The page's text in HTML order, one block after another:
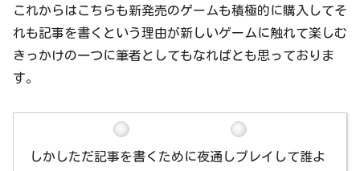
これからはこちらも新発売のゲームも積極的に購入してそ
れも記事を書くという理由が新しいゲームに触れて楽しむ
きっかけの一つに筆者としてもなればとも思っておりま
す。
しかしただ記事を書くために夜通しプレイして誰よ